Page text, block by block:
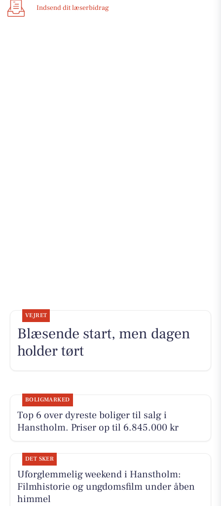
Indsend dit læserbidrag
VEJRET
Blæsende start, men dagen
holder tørt
BOLIGMARKED
Top 6 over dyreste boliger til salg i
Hanstholm. Priser op til 6.845.000 kr
DET SKER
Uforglemmelig weekend i Hanstholm:
Filmhistorie og ungdomsfilm under åben
himmel